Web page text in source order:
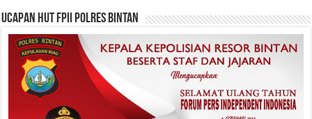
Ucapan HUT FPII Polres Bintan